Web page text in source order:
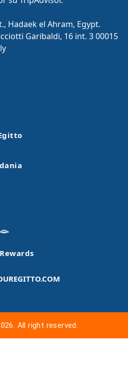
Hadaek el Ahram, Egypt.
Garibaldi, 16 int. 3 00015
𓁼
All right reserved.